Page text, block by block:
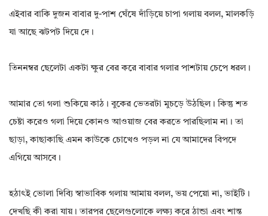
এইবার বাকি দুজন বাবার দু-পাশ ঘেঁষে দাঁড়িয়ে চাপা গলায় বলল, মালকড়ি
যা আছে ঝটপট দিয়ে দে।
তিননম্বর ছেলেটা একটা ক্ষুর বের করে বাবার গলার পাশটায় চেপে ধরল।
আমার তো গলা শুকিয়ে কাঠ। বুকের ভেতরটা মুচড়ে উঠছিল। কিন্তু শত
চেষ্টা করেও গলা দিয়ে কোনও আওয়াজ বের করতে পারছিলাম না। তা
ছাড়া, কাছাকাছি এমন কাউকে চোখেও পড়ল না যে আমাদের বিপদে
এগিয়ে আসবে।
হঠাৎই ভোলা দিব্যি স্বাভাবিক গলায় আমায় বলল, ভয় পেয়ো না, ভাইটি।
দেখছি কী করা যায়। তারপর ছেলেগুলোকে লক্ষ্য করে ঠান্ডা এবং শান্ত